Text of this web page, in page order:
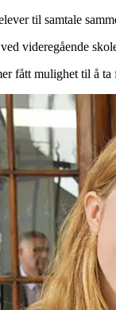
til samtale
videregående
fått mulighet til å